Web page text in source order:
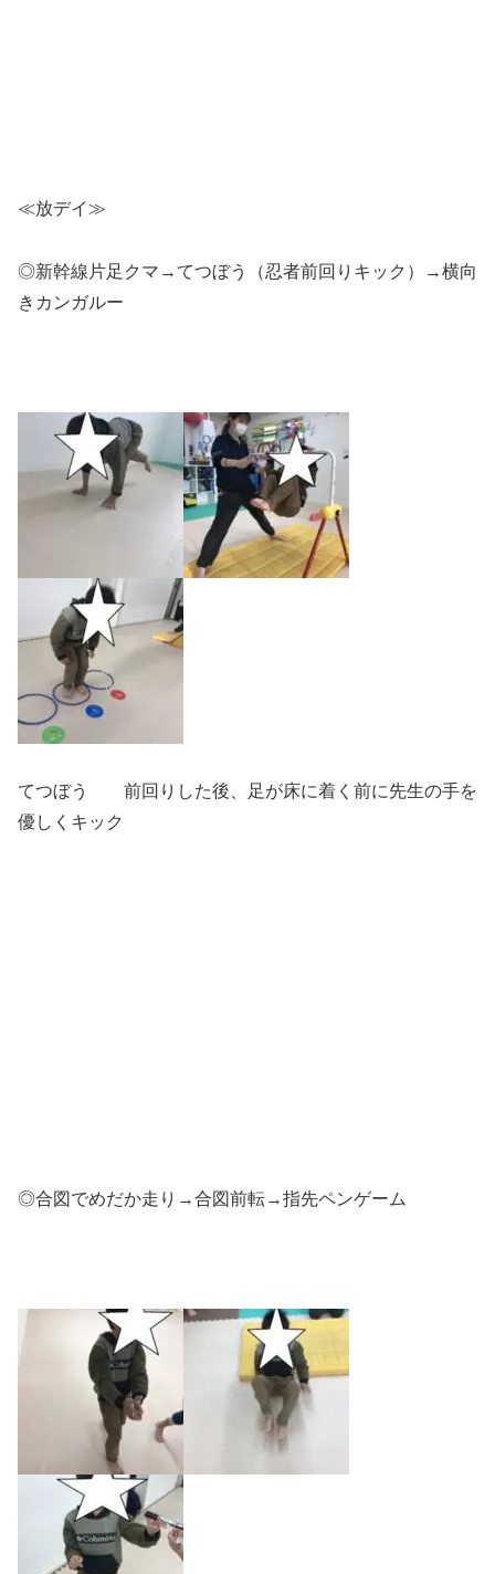
≪放デイ≫
◎新幹線片足クマ→てつぼう（忍者前回りキック）→横向
きカンガルー
てつぼう 前回りした後、足が床に着く前に先生の手を
優しくキック
◎合図でめだか走り→合図前転→指先ペンゲーム